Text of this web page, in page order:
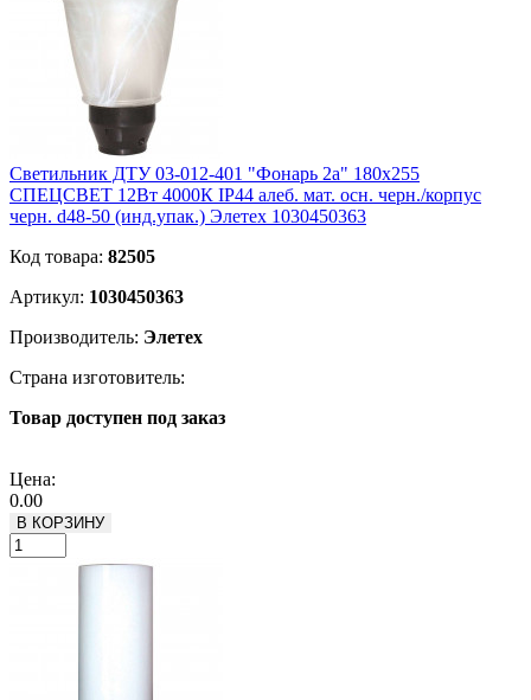
Светильник ДТУ 03-012-401 "Фонарь 2а" 180х255
СПЕЦСВЕТ 12Вт 4000К IP44 алеб. мат. осн. черн./корпус
черн. d48-50 (инд.упак.) Элетех 1030450363
Код товара: 82505
Артикул: 1030450363
Производитель: Элетех
Страна изготовитель:
Товар доступен под заказ
Цена:
0.00
В КОРЗИНУ